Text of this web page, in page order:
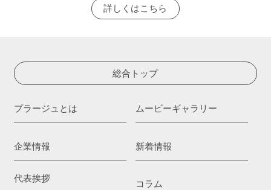
詳しくはこちら
総合トップ
プラージュとは
企業情報
代表挨拶
ムービーギャラリー
新着情報
コラム